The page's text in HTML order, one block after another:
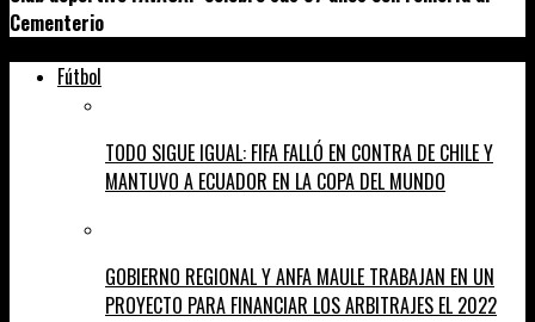
Cementerio
Fútbol
TODO SIGUE IGUAL: FIFA FALLÓ EN CONTRA DE CHILE Y
MANTUVO A ECUADOR EN LA COPA DEL MUNDO
GOBIERNO REGIONAL Y ANFA MAULE TRABAJAN EN UN
PROYECTO PARA FINANCIAR LOS ARBITRAJES EL 2022